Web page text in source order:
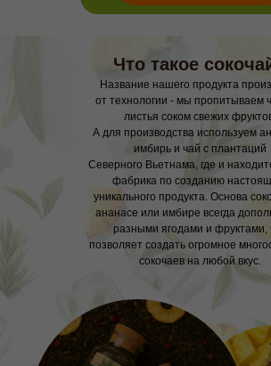
Что такое
Название нашего продукта
от технологии - мы пропитываем
листья соком свежих
А для производства используем
имбирь и чай с плантаций
Северного Вьетнама, где и
фабрика по созданию
уникального продукта. Основа
ананасе или имбире всегда
разными ягодами и фруктами,
позволяет создать огромное
сокочаев на любой вкус.